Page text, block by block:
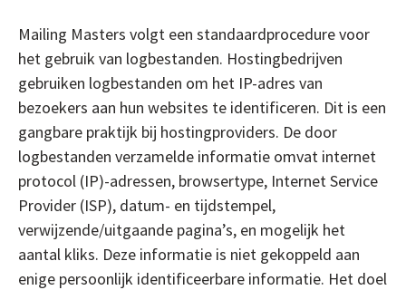
Mailing Masters volgt een standaardprocedure voor
het gebruik van logbestanden. Hostingbedrijven
gebruiken logbestanden om het IP-adres van
bezoekers aan hun websites te identificeren. Dit is een
gangbare praktijk bij hostingproviders. De door
logbestanden verzamelde informatie omvat internet
protocol (IP)-adressen, browsertype, Internet Service
Provider (ISP), datum- en tijdstempel,
verwijzende/uitgaande pagina’s, en mogelijk het
aantal kliks. Deze informatie is niet gekoppeld aan
enige persoonlijk identificeerbare informatie. Het doel